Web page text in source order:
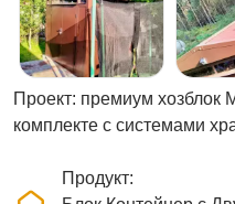
Проект: премиум
комплекте с системами
Продукт